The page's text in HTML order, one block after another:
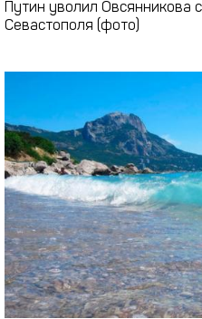
Путин уволил Овсянникова
Севастополя (фото)